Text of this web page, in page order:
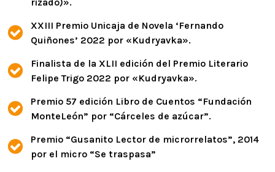
XXIII Premio Unicaja de Novela ‘Fernando
Quiñones’ 2022 por «Kudryavka».
Finalista de la XLII edición del Premio Literario
Felipe Trigo 2022 por «Kudryavka».
Premio 57 edición Libro de Cuentos “Fundación
MonteLeón” por “Cárceles de azúcar”.
Premio “Gusanito Lector de microrrelatos”, 2014
por el micro “Se traspasa”